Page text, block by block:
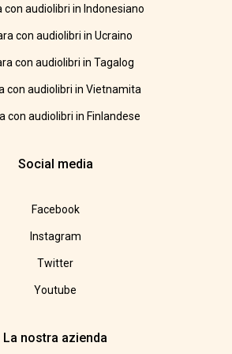
con audiolibri in Indonesiano
con audiolibri in Ucraino
con audiolibri in Tagalog
con audiolibri in Vietnamita
con audiolibri in Finlandese
Social media
Facebook
Instagram
Twitter
Youtube
La nostra azienda